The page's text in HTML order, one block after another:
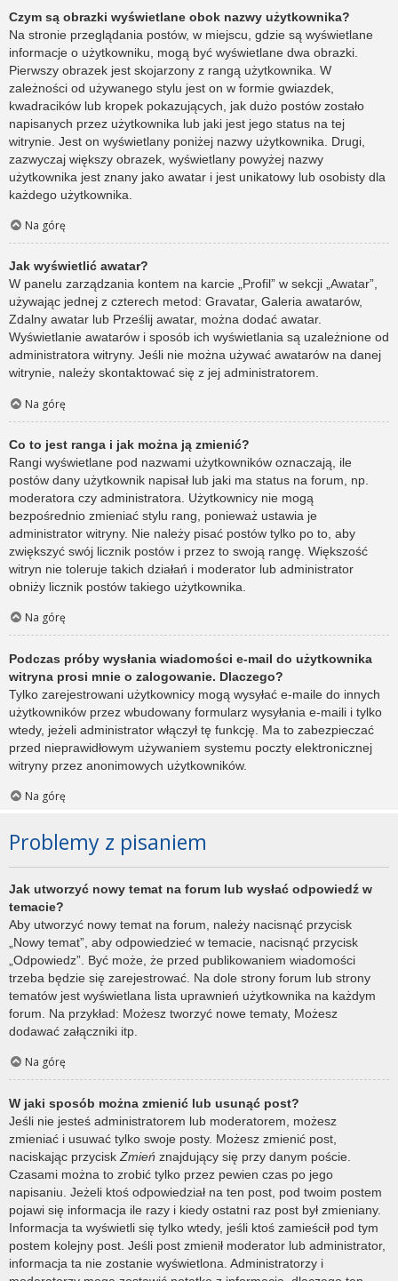
Czym są obrazki wyświetlane obok nazwy użytkownika?
Na stronie przeglądania postów, w miejscu, gdzie są wyświetlane
informacje o użytkowniku, mogą być wyświetlane dwa obrazki.
Pierwszy obrazek jest skojarzony z rangą użytkownika. W
zależności od używanego stylu jest on w formie gwiazdek,
kwadracików lub kropek pokazujących, jak dużo postów zostało
napisanych przez użytkownika lub jaki jest jego status na tej
witrynie. Jest on wyświetlany poniżej nazwy użytkownika. Drugi,
zazwyczaj większy obrazek, wyświetlany powyżej nazwy
użytkownika jest znany jako awatar i jest unikatowy lub osobisty dla
każdego użytkownika.
Na górę
Jak wyświetlić awatar?
W panelu zarządzania kontem na karcie „Profil” w sekcji „Awatar”,
używając jednej z czterech metod: Gravatar, Galeria awatarów,
Zdalny awatar lub Prześlij awatar, można dodać awatar.
Wyświetlanie awatarów i sposób ich wyświetlania są uzależnione od
administratora witryny. Jeśli nie można używać awatarów na danej
witrynie, należy skontaktować się z jej administratorem.
Na górę
Co to jest ranga i jak można ją zmienić?
Rangi wyświetlane pod nazwami użytkowników oznaczają, ile
postów dany użytkownik napisał lub jaki ma status na forum, np.
moderatora czy administratora. Użytkownicy nie mogą
bezpośrednio zmieniać stylu rang, ponieważ ustawia je
administrator witryny. Nie należy pisać postów tylko po to, aby
zwiększyć swój licznik postów i przez to swoją rangę. Większość
witryn nie toleruje takich działań i moderator lub administrator
obniży licznik postów takiego użytkownika.
Na górę
Podczas próby wysłania wiadomości e-mail do użytkownika
witryna prosi mnie o zalogowanie. Dlaczego?
Tylko zarejestrowani użytkownicy mogą wysyłać e-maile do innych
użytkowników przez wbudowany formularz wysyłania e-maili i tylko
wtedy, jeżeli administrator włączył tę funkcję. Ma to zabezpieczać
przed nieprawidłowym używaniem systemu poczty elektronicznej
witryny przez anonimowych użytkowników.
Na górę
Problemy z pisaniem
Jak utworzyć nowy temat na forum lub wysłać odpowiedź w
temacie?
Aby utworzyć nowy temat na forum, należy nacisnąć przycisk
„Nowy temat”, aby odpowiedzieć w temacie, nacisnąć przycisk
„Odpowiedz”. Być może, że przed publikowaniem wiadomości
trzeba będzie się zarejestrować. Na dole strony forum lub strony
tematów jest wyświetlana lista uprawnień użytkownika na każdym
forum. Na przykład: Możesz tworzyć nowe tematy, Możesz
dodawać załączniki itp.
Na górę
W jaki sposób można zmienić lub usunąć post?
Jeśli nie jesteś administratorem lub moderatorem, możesz
zmieniać i usuwać tylko swoje posty. Możesz zmienić post,
naciskając przycisk Zmień znajdujący się przy danym poście.
Czasami można to zrobić tylko przez pewien czas po jego
napisaniu. Jeżeli ktoś odpowiedział na ten post, pod twoim postem
pojawi się informacja ile razy i kiedy ostatni raz post był zmieniany.
Informacja ta wyświetli się tylko wtedy, jeśli ktoś zamieścił pod tym
postem kolejny post. Jeśli post zmienił moderator lub administrator,
informacja ta nie zostanie wyświetlona. Administratorzy i